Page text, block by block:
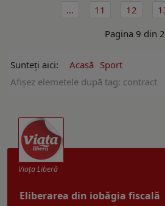
...
11 12
Pagina 9 din
Sunteți aici: Acasă Sport
Afişez elemetele după tag: contract
Viaţa Liberă
Eliberarea din iobăgia fiscală